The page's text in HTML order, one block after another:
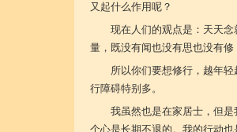
又起什么作用呢？
现在人们的观点是：天天
量，既没有闻也没有思也没有修
所以你们要想修行，越年
行障碍特别多。
我虽然也是在家居士，但
个心是长期不退的。我的行动